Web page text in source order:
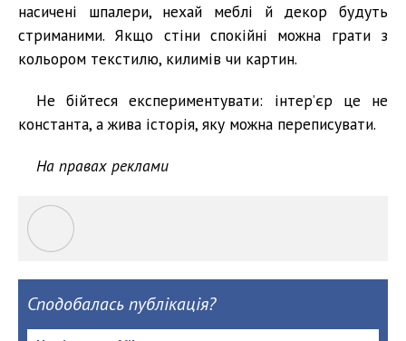
насичені шпалери, нехай меблі й декор будуть
стриманими. Якщо стіни спокійні можна грати з
кольором текстилю, килимів чи картин.
Не бійтеся експериментувати: інтер’єр це не
константа, а жива історія, яку можна переписувати.
На правах реклами
Сподобалась публікація?